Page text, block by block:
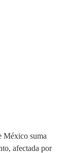
México suma
afectada por